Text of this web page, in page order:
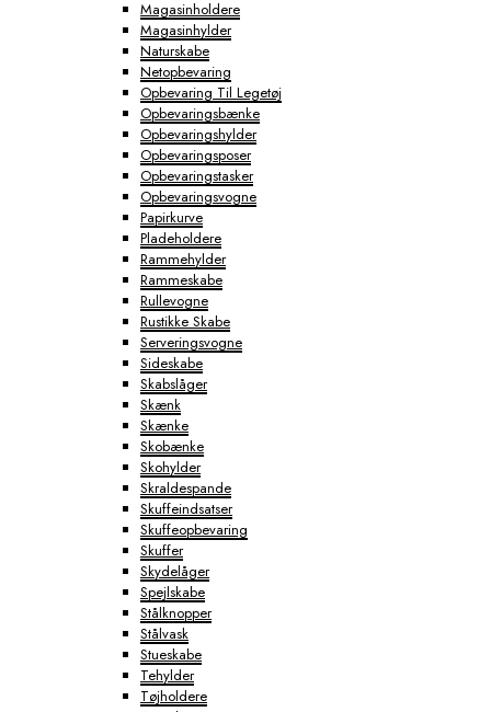
Magasinholdere
Magasinhylder
Naturskabe
Netopbevaring
Opbevaring Til Legetøj
Opbevaringsbænke
Opbevaringshylder
Opbevaringsposer
Opbevaringstasker
Opbevaringsvogne
Papirkurve
Pladeholdere
Rammehylder
Rammeskabe
Rullevogne
Rustikke Skabe
Serveringsvogne
Sideskabe
Skabslåger
Skænk
Skænke
Skobænke
Skohylder
Skraldespande
Skuffeindsatser
Skuffeopbevaring
Skuffer
Skydelåger
Spejlskabe
Stålknopper
Stålvask
Stueskabe
Tehylder
Tøjholdere